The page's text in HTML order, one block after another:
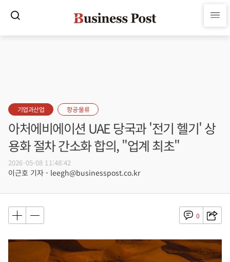
기업과산업 항공·물류
아처에비에이션 UAE 당국과 '전기 헬기' 상
용화 절차 간소화 합의, "업계 최초"
2026-05-08 11:48:42
이근호 기자 - leegh@businesspost.co.kr
0